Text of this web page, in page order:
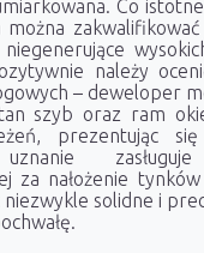
Co
można
należy
– deweloper
szyb oraz ram
prezentując
uznanie
za nałożenie
solidne i